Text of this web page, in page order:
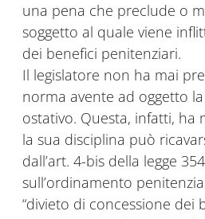
una pena che preclude o
soggetto al quale viene
dei benefici penitenziari.
Il legislatore non ha mai
norma avente ad oggetto
ostativo. Questa, infatti, ha
la sua disciplina può
dall’art. 4-bis della legge
sull’ordinamento
“divieto di concessione dei